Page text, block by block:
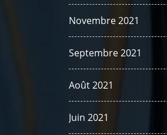
Novembre 2021
Septembre 2021
Août 2021
Juin 2021